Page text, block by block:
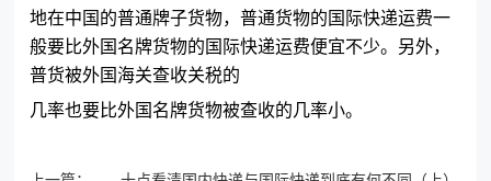
地在中国的普通牌子货物，普通货物的国际快递运费一
般要比外国名牌货物的国际快递运费便宜不少。另外，
普货被外国海关查收关税的
几率也要比外国名牌货物被查收的几率小。